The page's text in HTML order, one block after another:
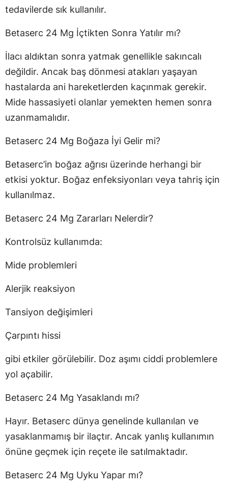
tedavilerde sık kullanılır.
Betaserc 24 Mg İçtikten Sonra Yatılır mı?
İlacı aldıktan sonra yatmak genellikle sakıncalı
değildir. Ancak baş dönmesi atakları yaşayan
hastalarda ani hareketlerden kaçınmak gerekir.
Mide hassasiyeti olanlar yemekten hemen sonra
uzanmamalıdır.
Betaserc 24 Mg Boğaza İyi Gelir mi?
Betaserc’in boğaz ağrısı üzerinde herhangi bir
etkisi yoktur. Boğaz enfeksiyonları veya tahriş için
kullanılmaz.
Betaserc 24 Mg Zararları Nelerdir?
Kontrolsüz kullanımda:
Mide problemleri
Alerjik reaksiyon
Tansiyon değişimleri
Çarpıntı hissi
gibi etkiler görülebilir. Doz aşımı ciddi problemlere
yol açabilir.
Betaserc 24 Mg Yasaklandı mı?
Hayır. Betaserc dünya genelinde kullanılan ve
yasaklanmamış bir ilaçtır. Ancak yanlış kullanımın
önüne geçmek için reçete ile satılmaktadır.
Betaserc 24 Mg Uyku Yapar mı?